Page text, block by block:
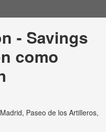
- Savings
como
Paseo de los Artilleros,